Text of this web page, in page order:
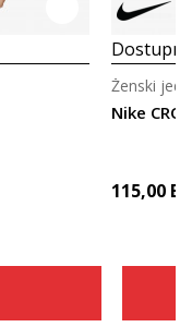
Nike
Ženski
115,00